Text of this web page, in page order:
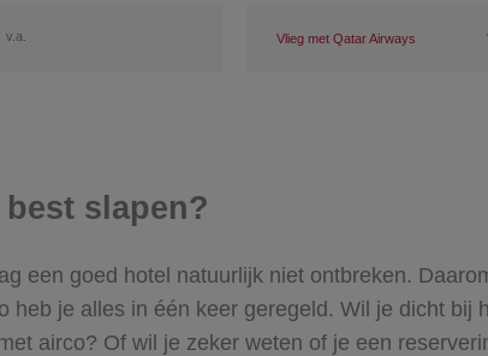
v.a. Vlieg met Qatar Airways
slapen?
een goed hotel natuurlijk niet ontbreken.
heb je alles in één keer geregeld. Wil je dicht bij
airco? Of wil je zeker weten of je een